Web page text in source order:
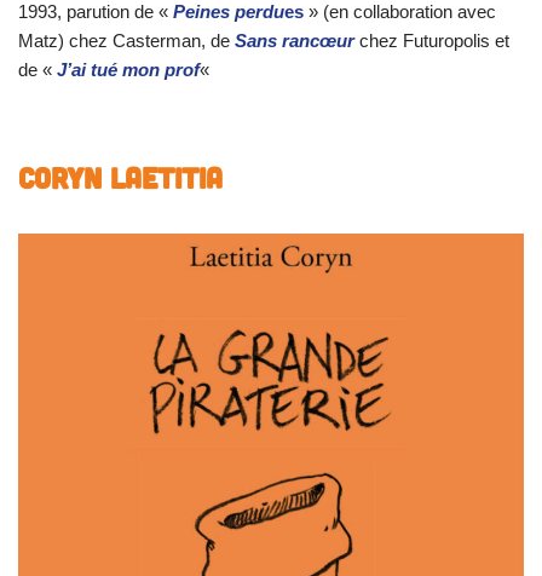
1993, parution de « Peines perdues » (en collaboration avec
Matz) chez Casterman, de Sans rancœurchez Futuropolis et
de « J’ai tué mon prof«
CORYN Laetitia